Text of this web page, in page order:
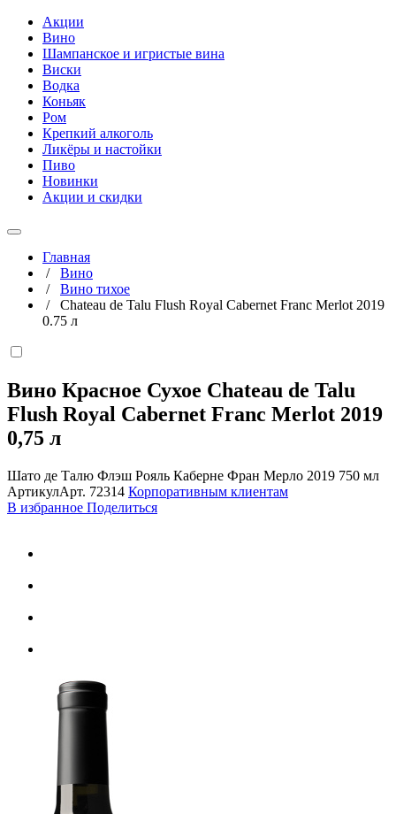
Акции
Вино
Шампанское и игристые вина
Виски
Водка
Коньяк
Ром
Крепкий алкоголь
Ликёры и настойки
Пиво
Новинки
Акции и скидки
Главная
/ Вино
/ Вино тихое
/ Chateau de Talu Flush Royal Cabernet Franc Merlot 2019
0.75 л
Вино Красное Сухое Chateau de Talu
Flush Royal Cabernet Franc Merlot 2019
0,75 л
Шато де Талю Флэш Рояль Каберне Фран Мерло 2019 750 мл
АртикулАрт. 72314 Корпоративным клиентам
В избранное Поделиться